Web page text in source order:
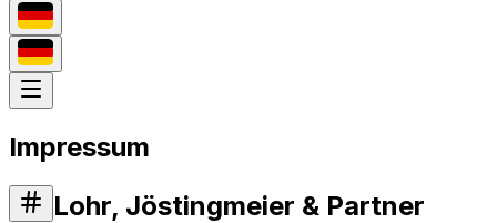
Impressum
Lohr, Jöstingmeier & Partner